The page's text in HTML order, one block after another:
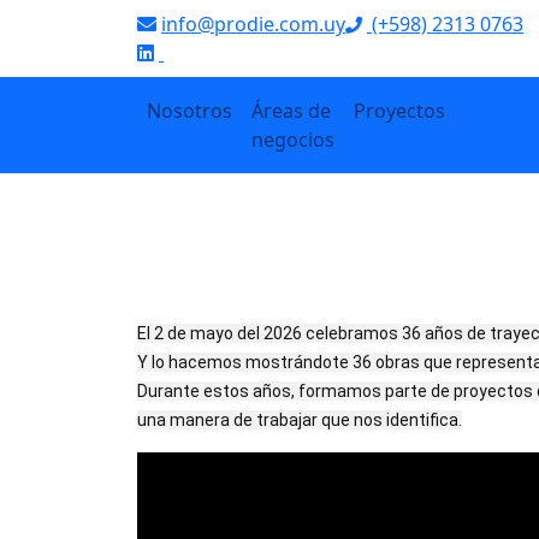
info@prodie.com.uy
(+598) 2313 0763
Nosotros
Áreas de
negocios
Proyectos
El 2 de mayo del 2026 celebramos 36 años de
Y lo hacemos mostrándote 36 obras que
Durante estos años, formamos parte de
una manera de trabajar que nos identifica.